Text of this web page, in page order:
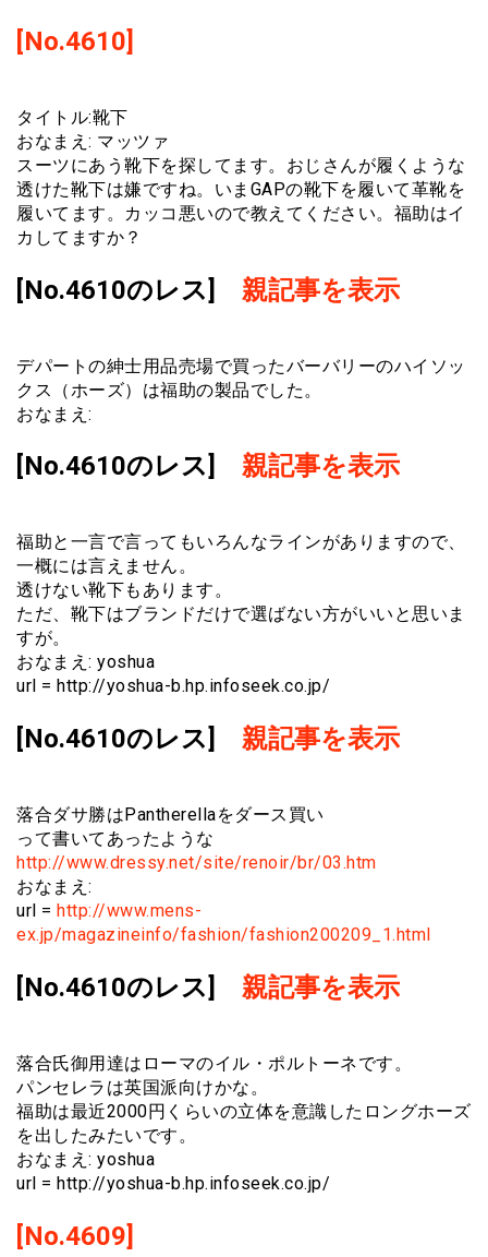
[No.4610]
タイトル:靴下
おなまえ: マッツァ
スーツにあう靴下を探してます。おじさんが履くような
透けた靴下は嫌ですね。いまGAPの靴下を履いて革靴を
履いてます。カッコ悪いので教えてください。福助はイ
カしてますか？
[No.4610のレス] 親記事を表示
デパートの紳士用品売場で買ったバーバリーのハイソッ
クス（ホーズ）は福助の製品でした。
おなまえ:
[No.4610のレス] 親記事を表示
福助と一言で言ってもいろんなラインがありますので、
一概には言えません。
透けない靴下もあります。
ただ、靴下はブランドだけで選ばない方がいいと思いま
すが。
おなまえ: yoshua
url = http://yoshua-b.hp.infoseek.co.jp/
[No.4610のレス] 親記事を表示
落合ダサ勝はPantherellaをダース買い
って書いてあったような
http://www.dressy.net/site/renoir/br/03.htm
おなまえ:
url = http://www.mens-
ex.jp/magazineinfo/fashion/fashion200209_1.html
[No.4610のレス] 親記事を表示
落合氏御用達はローマのイル・ポルトーネです。
パンセレラは英国派向けかな。
福助は最近2000円くらいの立体を意識したロングホーズ
を出したみたいです。
おなまえ: yoshua
url = http://yoshua-b.hp.infoseek.co.jp/
[No.4609]